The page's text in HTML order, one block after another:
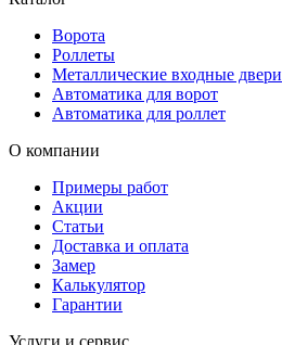
Ворота
Роллеты
Металлические входные двери
Автоматика для ворот
Автоматика для роллет
О компании
Примеры работ
Акции
Статьи
Доставка и оплата
Замер
Калькулятор
Гарантии
Услуги и сервис